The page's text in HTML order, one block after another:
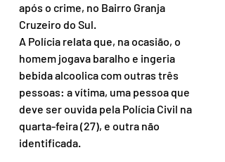
após o crime, no Bairro Granja
Cruzeiro do Sul.
A Polícia relata que, na ocasião, o
homem jogava baralho e ingeria
bebida alcoolica com outras três
pessoas: a vítima, uma pessoa que
deve ser ouvida pela Polícia Civil na
quarta-feira (27), e outra não
identificada.